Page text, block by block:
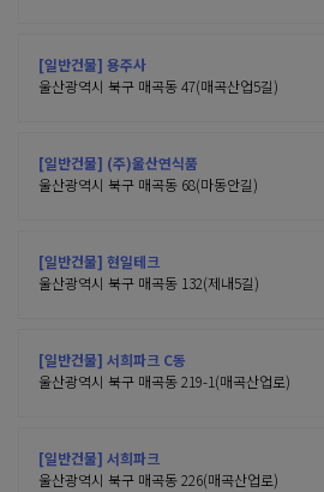
[일반건물] 용주사
울산광역시 북구 매곡동 47(매곡산업5길)
[일반건물] (주)울산연식품
울산광역시 북구 매곡동 68(마동안길)
[일반건물] 현일테크
울산광역시 북구 매곡동 132(제내5길)
[일반건물] 서희파크 C동
울산광역시 북구 매곡동 219-1(매곡산업로)
[일반건물] 서희파크
울산광역시 북구 매곡동 226(매곡산업로)